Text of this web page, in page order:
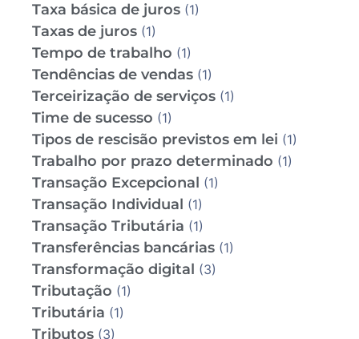
Taxa básica de juros (1)
Taxas de juros (1)
Tempo de trabalho (1)
Tendências de vendas (1)
Terceirização de serviços (1)
Time de sucesso (1)
Tipos de rescisão previstos em lei (1)
Trabalho por prazo determinado (1)
Transação Excepcional (1)
Transação Individual (1)
Transação Tributária (1)
Transferências bancárias (1)
Transformação digital (3)
Tributação (1)
Tributária (1)
Tributos (3)